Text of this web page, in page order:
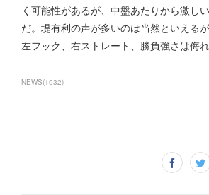
く可能性があるが、中盤あたりから激し
だ。堤有利の声が多いのは当然といえる
左フック、右ストレート、勝負強さは侮
NEWS(1032)